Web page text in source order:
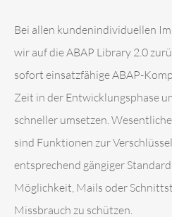
Bei allen kundenindividuellen
wir auf die ABAP Library 2.0
sofort einsatzfähige ABAP-
Zeit in der Entwicklungsphase
schneller umsetzen.
sind Funktionen zur
entsprechend gängiger
Möglichkeit, Mails oder
Missbrauch zu schützen.